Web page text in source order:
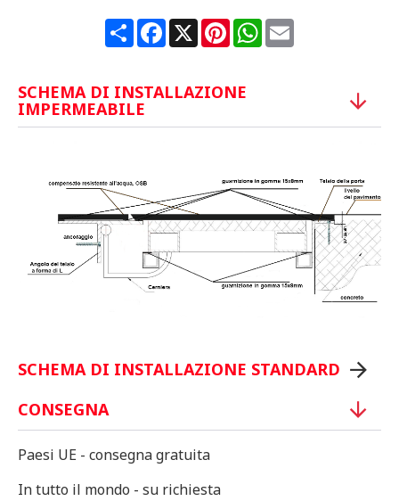
ShareFacebook
X PinterestWhatsApp
Email
SCHEMA DI INSTALLAZIONE
IMPERMEABILE
SCHEMA DI INSTALLAZIONE STANDARD
CONSEGNA
Paesi UE - consegna gratuita
In tutto il mondo - su richiesta